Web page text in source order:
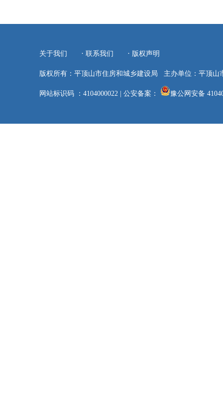
关于我们 · 联系我们 · 版权声明
版权所有：平顶山市住房和城乡建设局 主办单位：平顶山
网站标识码 ：4104000022| 公安备案： 豫公网安备